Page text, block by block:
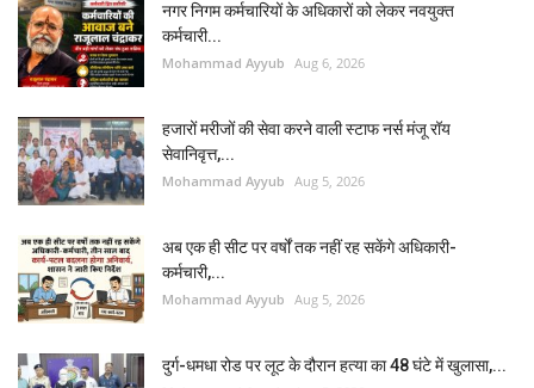
मनोरंजन
लाइफस्टाइल
वीडियो
नगर निगम कर्मचारियों के अधिकारों को लेकर नवयुक्त
कर्मचारी...
Mohammad Ayyub Aug 6, 2026
हजारों मरीजों की सेवा करने वाली स्टाफ नर्स मंजू रॉय
सेवानिवृत्त,...
Mohammad Ayyub Aug 5, 2026
अब एक ही सीट पर वर्षों तक नहीं रह सकेंगे अधिकारी-
कर्मचारी,...
Mohammad Ayyub Aug 5, 2026
दुर्ग-धमधा रोड पर लूट के दौरान हत्या का 48 घंटे में खुलासा,...